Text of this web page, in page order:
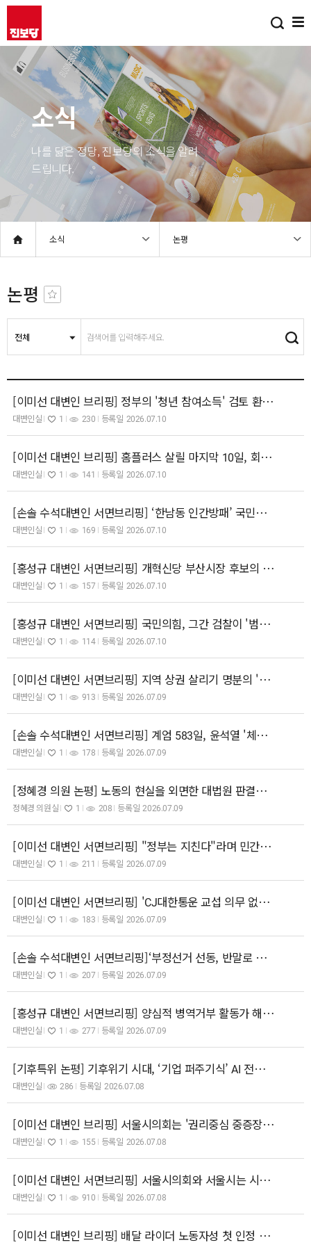
소식
나를 닮은 정당, 진보당의 소식을 알려
드립니다.
소식 논평
논평
[이미선 대변인 브리핑] 정부의 '청년 참여소득' 검토 환영… '쉬었음' 청년의 희망의 사다리 되길
대변인실 1 230 등록일 2026.07.10
[이미선 대변인 브리핑] 홈플러스 살릴 마지막 10일, 회생 자금 2,000억 원 즉각 조달하라!
대변인실 1 141 등록일 2026.07.10
[손솔 수석대변인 서면브리핑] ‘한남동 인간방패’ 국민의힘 45명 의원, 즉각 사죄하고 법의 심판을 받으라.
대변인실 1 169 등록일 2026.07.10
[홍성규 대변인 서면브리핑] 개혁신당 부산시장 후보의 구속! 참담범죄 시인하고도 완주했다니! 이준석, 정말 몰랐나?
대변인실 1 157 등록일 2026.07.10
[홍성규 대변인 서면브리핑] 국민의힘, 그간 검찰이 '범죄자 편에 섰을' 땐 왜 가만 있었나! 제대로 된 검경개혁의 시간이어야!
대변인실 1 114 등록일 2026.07.10
[이미선 대변인 서면브리핑] 지역 상권 살리기 명분의 '지역화폐 노동자 임금 지급'은 잘못된 해법, 해당 법안 즉각 철회하라
대변인실 1 913 등록일 2026.07.09
[손솔 수석대변인 서면브리핑] 계엄 583일, 윤석열 '체포방해' 징역 7년 확정! 이제 공범들 차례다
대변인실 1 178 등록일 2026.07.09
[정혜경 의원 논평] 노동의 현실을 외면한 대법원 판결을 유감스럽게 생각한다.
정혜경 의원실 1 208 등록일 2026.07.09
[이미선 대변인 서면브리핑] "정부는 지친다"라며 민간에 책임 떠넘기는 저출산위 부위원장, 인구정책 컨트롤타워 수장 자격 있는가
대변인실 1 211 등록일 2026.07.09
[이미선 대변인 서면브리핑] 'CJ대한통운 교섭 의무 없다'는 대법원의 시대착오적 판결 규탄한다! 원청교섭 시대는 되돌릴 수 없다.
대변인실 1 183 등록일 2026.07.09
[손솔 수석대변인 서면브리핑]‘부정선거 선동, 반말로 대통령 도발’, 장동혁 대표는 자중하십시오.
대변인실 1 207 등록일 2026.07.09
[홍성규 대변인 서면브리핑] 양심적 병역거부 활동가 해직하란 병무청! 노골적인 협박까지! 즉각 철회, 공식 사과하라!
대변인실 1 277 등록일 2026.07.09
[기후특위 논평] 기후위기 시대, ‘기업 퍼주기식’ AI 전력·용수 공급 대책은 안 된다.
대변인실 286 등록일 2026.07.08
[이미선 대변인 브리핑] 서울시의회는 '권리중심 중증장애인 공공일자리'를 제도화하고, 400명 해고자를 원직 복직하라!
대변인실 1 155 등록일 2026.07.08
​[이미선 대변인 서면브리핑] 서울시의회와 서울시는 시민의 공론장, TBS 정상화하라!
대변인실 1 910 등록일 2026.07.08
[이미선 대변인 브리핑] 배달 라이더 노동자성 첫 인정 환영! 판결대로 온전한 노동권 보장하라!